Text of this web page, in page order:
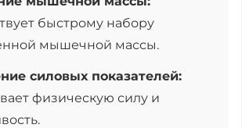
быстрому набору
мышечной массы.
силовых показателей:
физическую силу и